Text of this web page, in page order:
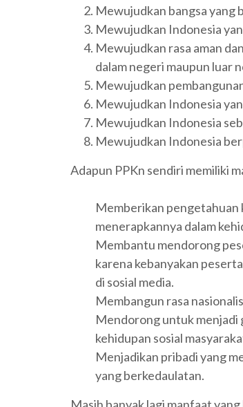
Mewujudkan bangsa yang
Mewujudkan Indonesia
Mewujudkan rasa aman
dalam negeri maupun luar
Mewujudkan
Mewujudkan Indonesia
Mewujudkan Indonesia
Mewujudkan Indonesia
Adapun PPKn sendiri memiliki
Memberikan pengetahuan
menerapkannya dalam
Membantu mendorong
karena kebanyakan
di sosial media.
Membangun rasa
Mendorong untuk menjadi
kehidupan sosial
Menjadikan pribadi yang
yang berkedaulatan.